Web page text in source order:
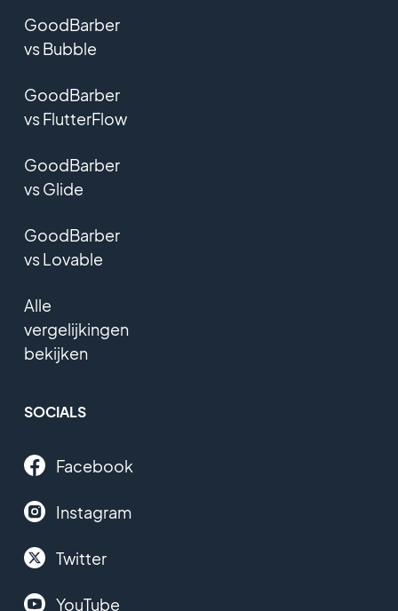
GoodBarber
vs Bubble
GoodBarber
vs FlutterFlow
GoodBarber
vs Glide
GoodBarber
vs Lovable
Alle
vergelijkingen
bekijken
SOCIALS
Facebook
Instagram
Twitter
YouTube